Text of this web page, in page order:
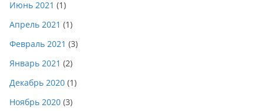
Июнь 2021 (1)
Апрель 2021 (1)
Февраль 2021 (3)
Январь 2021 (2)
Декабрь 2020 (1)
Ноябрь 2020 (3)